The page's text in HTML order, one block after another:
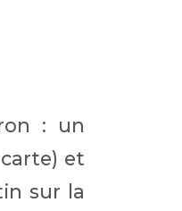
: un
et
sur la